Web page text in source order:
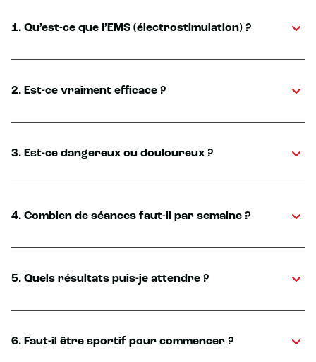
1. Qu’est-ce que l’EMS (électrostimulation) ?
2. Est-ce vraiment efficace ?
3. Est-ce dangereux ou douloureux ?
4. Combien de séances faut-il par semaine ?
5. Quels résultats puis-je attendre ?
6. Faut-il être sportif pour commencer ?